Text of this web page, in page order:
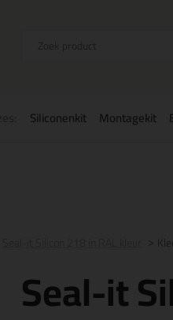
Siliconenkit Montagekit
Seal-it